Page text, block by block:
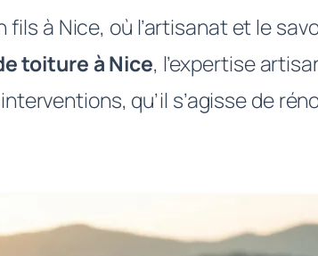
à Nice, où l’artisanat et le
toiture à Nice, l’expertise
qu’il s’agisse de